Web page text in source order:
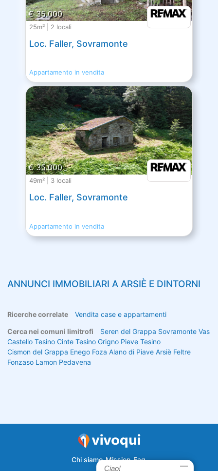
€ 35.000
25m² | 2 locali
Loc. Faller, Sovramonte
Appartamento in vendita
€ 35.000
49m² | 3 locali
Loc. Faller, Sovramonte
Appartamento in vendita
ANNUNCI IMMOBILIARI A ARSIÈ E DINTORNI
Ricerche correlate Vendita case e appartamenti
Cerca nei comuni limitrofi Seren del Grappa Sovramonte Vas
Castello Tesino Cinte Tesino Grigno Pieve Tesino
Cismon del Grappa Enego Foza Alano di Piave Arsiè Feltre
Fonzaso Lamon Pedavena
Chi siamo Mission Faq
Ciao!